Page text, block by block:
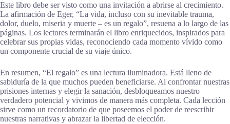
Este libro debe ser visto como una invitación a abrirse al crecimiento.
La afirmación de Eger, “La vida, incluso con su inevitable trauma,
dolor, duelo, miseria y muerte – es un regalo”, resuena a lo largo de las
páginas. Los lectores terminarán el libro enriquecidos, inspirados para
celebrar sus propias vidas, reconociendo cada momento vívido como
un componente crucial de su viaje único.
En resumen, “El regalo” es una lectura iluminadora. Está lleno de
sabiduría de la que muchos pueden beneficiarse. Al confrontar nuestras
prisiones internas y elegir la sanación, desbloqueamos nuestro
verdadero potencial y vivimos de manera más completa. Cada lección
sirve como un recordatorio de que poseemos el poder de reescribir
nuestras narrativas y abrazar la libertad de elección.